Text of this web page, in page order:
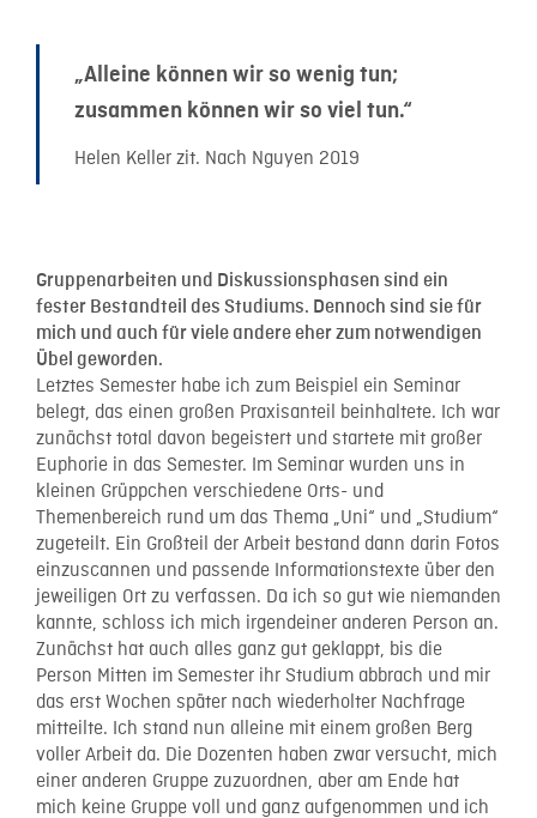
„Alleine können wir so wenig tun;
zusammen können wir so viel tun.“
Helen Keller zit. Nach Nguyen 2019
Gruppenarbeiten und Diskussionsphasen sind ein
fester Bestandteil des Studiums. Dennoch sind sie für
mich und auch für viele andere eher zum notwendigen
Übel geworden.
Letztes Semester habe ich zum Beispiel ein Seminar
belegt, das einen großen Praxisanteil beinhaltete. Ich war
zunächst total davon begeistert und startete mit großer
Euphorie in das Semester. Im Seminar wurden uns in
kleinen Grüppchen verschiedene Orts- und
Themenbereich rund um das Thema „Uni“ und „Studium“
zugeteilt. Ein Großteil der Arbeit bestand dann darin Fotos
einzuscannen und passende Informationstexte über den
jeweiligen Ort zu verfassen. Da ich so gut wie niemanden
kannte, schloss ich mich irgendeiner anderen Person an.
Zunächst hat auch alles ganz gut geklappt, bis die
Person Mitten im Semester ihr Studium abbrach und mir
das erst Wochen später nach wiederholter Nachfrage
mitteilte. Ich stand nun alleine mit einem großen Berg
voller Arbeit da. Die Dozenten haben zwar versucht, mich
einer anderen Gruppe zuzuordnen, aber am Ende hat
mich keine Gruppe voll und ganz aufgenommen und ich